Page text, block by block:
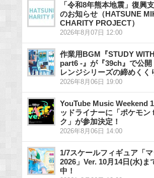
「令和8年熊本地震」復興
のお知らせ（HATSUNE
CHARITY PROJECT）
2026年8月07日 12:00
作業用BGM『STUDY
part6 -』が『39ch』で公開
レンジシリーズの締めくく
2026年8月06日 19:00
YouTube Music Weekend
ッドライナーに「ポケモン
ク」が参加決定！
2026年8月06日 14:00
1/7スケールフィギュア「
2026」Ver. 10月14日(水)ま
中！